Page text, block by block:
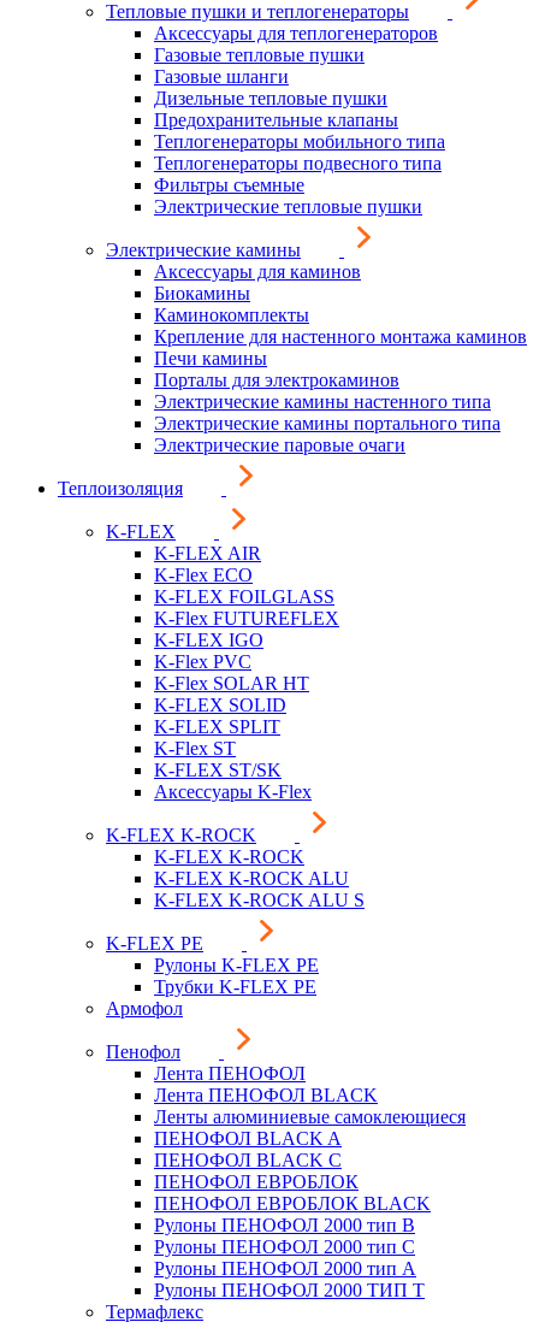
Тепловые пушки и теплогенераторы
Аксессуары для теплогенераторов
Газовые тепловые пушки
Газовые шланги
Дизельные тепловые пушки
Предохранительные клапаны
Теплогенераторы мобильного типа
Теплогенераторы подвесного типа
Фильтры съемные
Электрические тепловые пушки
Электрические камины
Аксессуары для каминов
Биокамины
Каминокомплекты
Крепление для настенного монтажа каминов
Печи камины
Порталы для электрокаминов
Электрические камины настенного типа
Электрические камины портального типа
Электрические паровые очаги
Теплоизоляция
K-FLEX
K-FLEX AIR
K-Flex ECO
K-FLEX FOILGLASS
K-Flex FUTUREFLEX
K-FLEX IGO
K-Flex PVC
K-Flex SOLAR HT
K-FLEX SOLID
K-FLEX SPLIT
K-Flex ST
K-FLEX ST/SK
Аксессуары K-Flex
K-FLEX K-ROCK
K-FLEX K-ROCK
K-FLEX K-ROCK ALU
K-FLEX K-ROCK ALU S
K-FLEX PE
Рулоны K-FLEX PE
Трубки K-FLEX PE
Армофол
Пенофол
Лента ПЕНОФОЛ
Лента ПЕНОФОЛ BLACK
Ленты алюминиевые самоклеющиеся
ПЕНОФОЛ BLACK A
ПЕНОФОЛ BLACK С
ПЕНОФОЛ ЕВРОБЛОК
ПЕНОФОЛ ЕВРОБЛОК BLACK
Рулоны ПЕНОФОЛ 2000 тип B
Рулоны ПЕНОФОЛ 2000 тип C
Рулоны ПЕНОФОЛ 2000 тип А
Рулоны ПЕНОФОЛ 2000 ТИП Т
Термафлекс